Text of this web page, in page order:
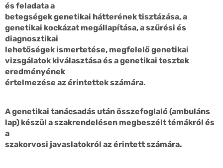
és feladata a
betegségek genetikai hátterének tisztázása, a
genetikai kockázat megállapítása, a szűrési és
diagnosztikai
lehetőségek ismertetése, megfelelő genetikai
vizsgálatok kiválasztása és a genetikai tesztek
eredményének
értelmezése az érintettek számára.
A genetikai tanácsadás után összefoglaló (ambuláns
lap) készül a szakrendelésen megbeszélt témákról és
a
szakorvosi javaslatokról az érintett számára.